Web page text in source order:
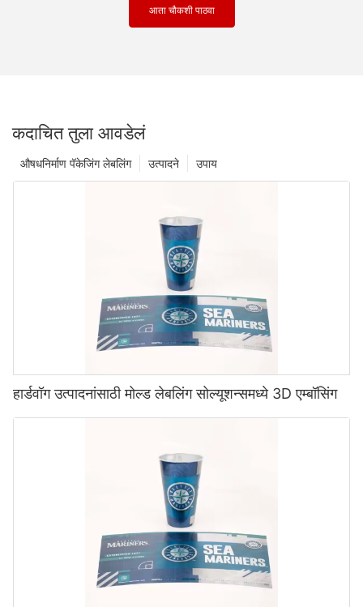
आता चौकशी पाठवा
कदाचित तुला आवडेलं
उपाय
उत्पादने
औषधनिर्माण पॅकेजिंग लेबलिंग
हार्डवॉग उत्पादनांसाठी मोल्ड लेबलिंग सोल्यूशन्समध्ये 3D एम्बॉसिंग